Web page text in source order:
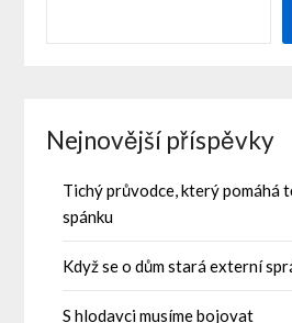
Nejnovější příspěvky
Tichý průvodce, který pomáhá
spánku
Když se o dům stará externí
S hlodavci musíme bojovat